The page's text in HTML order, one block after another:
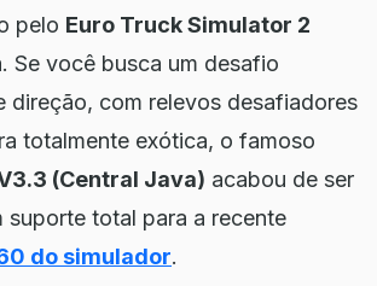
pelo Euro Truck Simulator 2
Se você busca um desafio
direção, com relevos desafiadores
totalmente exótica, o famoso
(Central Java) acabou de ser
suporte total para a recente
do simulador.